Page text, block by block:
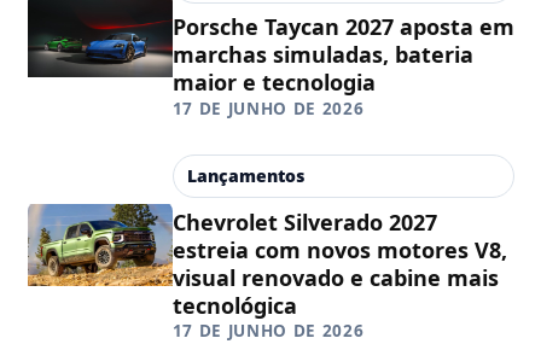
Porsche Taycan 2027 aposta em
marchas simuladas, bateria
maior e tecnologia
17 DE JUNHO DE 2026
Lançamentos
Chevrolet Silverado 2027
estreia com novos motores V8,
visual renovado e cabine mais
tecnológica
17 DE JUNHO DE 2026